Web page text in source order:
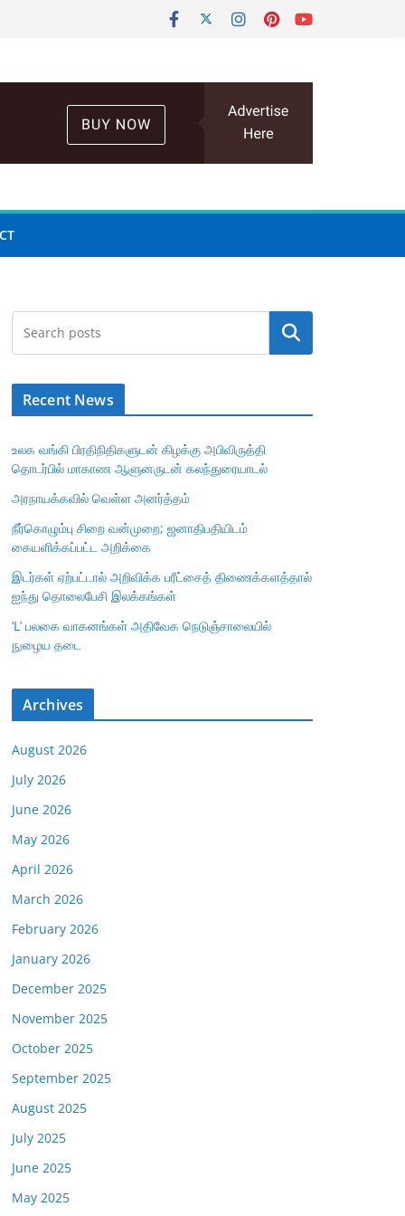
Search
Recent News
உலக வங்கி பிரதிநிதிகளுடன் கிழக்கு அபிவிருத்தி
தொடர்பில் மாகாண ஆளுனருடன் கலந்துரையாடல்
அரநாயக்கவில் வெள்ள அனர்த்தம்
நீர்கொழும்பு சிறை வன்முறை; ஜனாதிபதியிடம்
கையளிக்கப்பட்ட அறிக்கை
இடர்கள் ஏற்பட்டால் அறிவிக்க பரீட்சைத் திணைக்களத்தால்
ஐந்து தொலைபேசி இலக்கங்கள்
‘L’ பலகை வாகனங்கள் அதிவேக நெடுஞ்சாலையில்
நுழைய தடை
Archives
August 2026
July 2026
June 2026
May 2026
April 2026
March 2026
February 2026
January 2026
December 2025
November 2025
October 2025
September 2025
August 2025
July 2025
June 2025
May 2025